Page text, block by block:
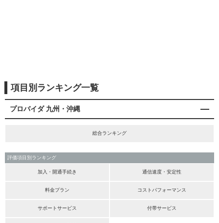
項目別ランキング一覧
プロバイダ 九州・沖縄
総合ランキング
評価項目別ランキング
加入・開通手続き 通信速度・安定性
料金プラン コストパフォーマンス
サポートサービス 付帯サービス